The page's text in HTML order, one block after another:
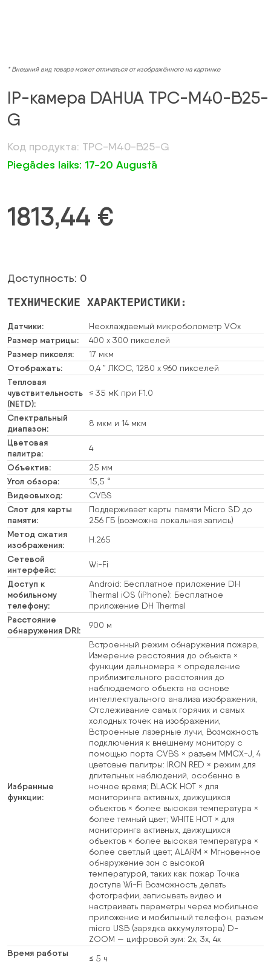
* Внешний вид товара может отличаться от изображённого на картинке
IP-камера DAHUA TPC-M40-B25-
G
Код продукта: TPC-M40-B25-G
Piegādes laiks: 17-20 Augustā
1813,44 €
Доступность: 0
ТЕХНИЧЕСКИЕ ХАРАКТЕРИСТИКИ:
Датчики: Неохлаждаемый микроболометр VOx
Размер матрицы: 400 x 300 пикселей
Размер пикселя: 17 мкм
Отображать: 0,4 ” ЛКОС, 1280 x 960 пикселей
Тепловая
чувствительность
(NETD):
≤ 35 мК при F1.0
Спектральный
диапазон:
8 мкм и 14 мкм
Цветовая
палитра:
4
Объектив: 25 мм
Угол обзора: 15,5 °
Видеовыход: CVBS
Слот для карты
памяти:
Поддерживает карты памяти Micro SD до
256 ГБ (возможна локальная запись)
Метод сжатия
изображения:
H.265
Сетевой
интерфейс:
Wi-Fi
Доступ к
мобильному
телефону:
Android: Бесплатное приложение DH
Thermal iOS (iPhone): Бесплатное
приложение DH Thermal
Расстояние
обнаружения DRI:
900 м
Избранные
функции:
Встроенный режим обнаружения пожара,
Измерение расстояния до объекта ×
функции дальномера × определение
приблизительного расстояния до
наблюдаемого объекта на основе
интеллектуального анализа изображения,
Отслеживание самых горячих и самых
холодных точек на изображении,
Встроенные лазерные лучи, Возможность
подключения к внешнему монитору с
помощью порта CVBS × разъем MMCX-J, 4
цветовые палитры: IRON RED × режим для
длительных наблюдений, особенно в
ночное время; BLACK HOT × для
мониторинга активных, движущихся
объектов × более высокая температура ×
более темный цвет; WHITE HOT × для
мониторинга активных, движущихся
объектов × более высокая температура ×
более светлый цвет; ALARM × Мгновенное
обнаружение зон с высокой
температурой, таких как пожар Точка
доступа Wi-Fi Возможность делать
фотографии, записывать видео и
настраивать параметры через мобильное
приложение и мобильный телефон, разъем
micro USB (зарядка аккумулятора) D-
ZOOM — цифровой зум: 2x, 3x, 4x
Время работы
≤ 5 ч